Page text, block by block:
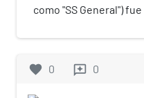
como "SS General")
componían las
organización. Estuvo
Hauptamt, la Oficina
favorite 0 reviews 0